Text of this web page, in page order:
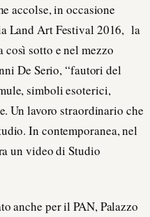
accolse, in occasione
Land Art Festival 2016, la
così sotto e nel mezzo
De Serio, “fautori del
simboli esoterici,
Un lavoro straordinario che
In contemporanea, nel
un video di Studio
anche per il PAN, Palazzo